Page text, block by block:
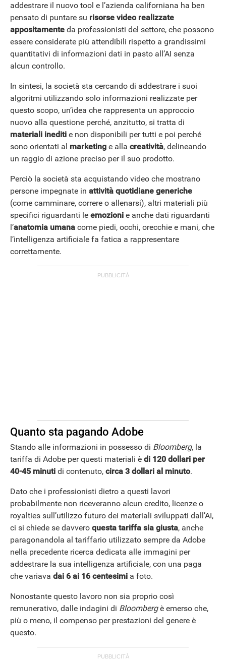
ANDROID
addestrare il nuovo tool e l’azienda californiana ha ben
pensato di puntare su risorse video realizzate
appositamente da professionisti del settore, che possono
essere considerate più attendibili rispetto a grandissimi
quantitativi di informazioni dati in pasto all’AI senza
alcun controllo.
In sintesi, la società sta cercando di addestrare i suoi
algoritmi utilizzando solo informazioni realizzate per
questo scopo, un’idea che rappresenta un approccio
nuovo alla questione perché, anzitutto, si tratta di
materiali inediti e non disponibili per tutti e poi perché
sono orientati al marketing e alla creatività, delineando
un raggio di azione preciso per il suo prodotto.
Perciò la società sta acquistando video che mostrano
persone impegnate in attività quotidiane generiche
(come camminare, correre o allenarsi), altri materiali più
specifici riguardanti le emozioni e anche dati riguardanti
l’anatomia umana come piedi, occhi, orecchie e mani, che
l’intelligenza artificiale fa fatica a rappresentare
correttamente.
Quanto sta pagando Adobe
Stando alle informazioni in possesso di Bloomberg, la
tariffa di Adobe per questi materiali è di 120 dollari per
40-45 minuti di contenuto, circa 3 dollari al minuto.
Dato che i professionisti dietro a questi lavori
probabilmente non riceveranno alcun credito, licenze o
royalties sull’utilizzo futuro dei materiali sviluppati dall’AI,
ci si chiede se davvero questa tariffa sia giusta, anche
paragonandola al tariffario utilizzato sempre da Adobe
nella precedente ricerca dedicata alle immagini per
addestrare la sua intelligenza artificiale, con una paga
che variava dai 6 ai 16 centesimi a foto.
Nonostante questo lavoro non sia proprio così
remunerativo, dalle indagini di Bloombergè emerso che,
più o meno, il compenso per prestazioni del genere è
questo.